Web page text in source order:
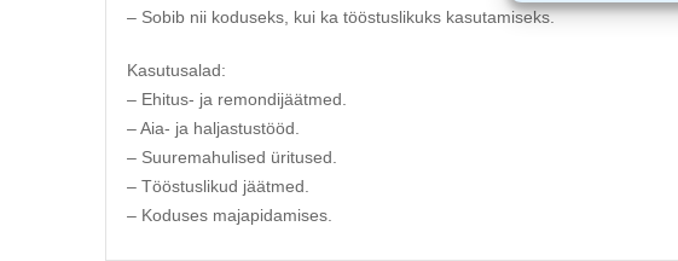
– Sobib nii koduseks, kui ka tööstuslikuks kasutamiseks.
Kasutusalad:
– Ehitus- ja remondijäätmed.
– Aia- ja haljastustööd.
– Suuremahulised üritused.
– Tööstuslikud jäätmed.
– Koduses majapidamises.